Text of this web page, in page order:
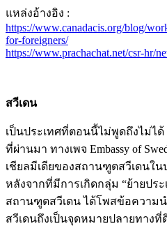
แหล่งอ้างอิง :
https://www.canadacis.org/blog/
for-foreigners/
https://www.prachachat.net/csr-hr/
สวีเดน
เป็นประเทศที่ตอนนี้ไม่พูดถึงไม่ไ
ที่ผ่านมา ทางเพจ Embassy of
เชียลมีเดียของสถานฑูตสวีเดนใ
หลังจากที่มีการเกิดกลุ่ม “ย้ายประ
สถานฑูตสวีเดน ได้โพสข้อความน
สวีเดนถึงเป็นจุดหมายปลายทางที่